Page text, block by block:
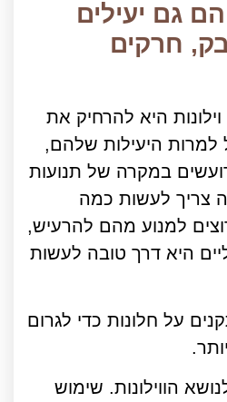
גם יעילים
חרקים
היא להרחיק את
היעילות שלהם,
במקרה של תנועות
צריך לעשות כמה
למנוע מהם להרעיש,
היא דרך טובה לעשות
על חלונות כדי לגרום
הווילונות. שימוש